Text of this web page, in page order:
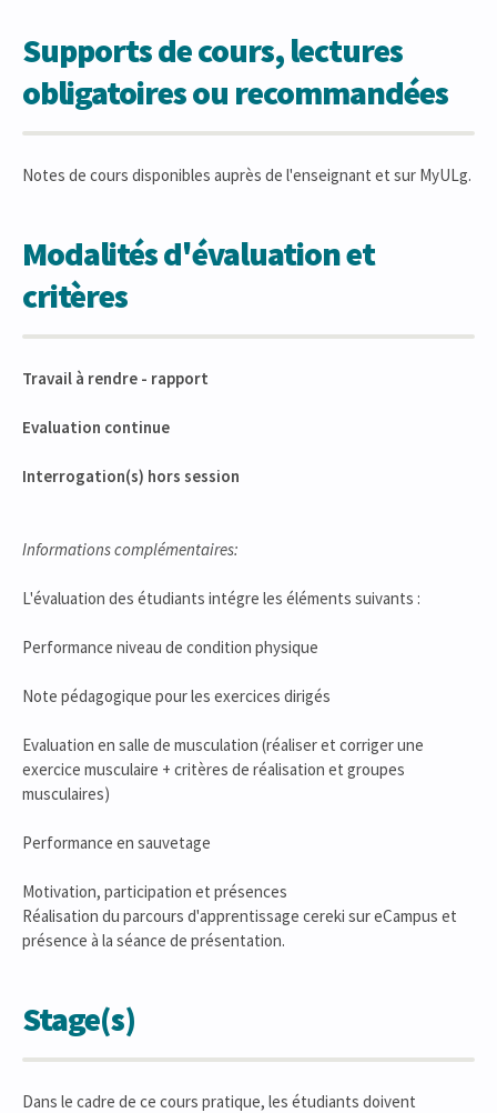
Supports de cours, lectures
obligatoires ou recommandées
Notes de cours disponibles auprès de l'enseignant et sur MyULg.
Modalités d'évaluation et
critères
Travail à rendre - rapport
Evaluation continue
Interrogation(s) hors session
Informations complémentaires:
L'évaluation des étudiants intégre les éléments suivants :
Performance niveau de condition physique
Note pédagogique pour les exercices dirigés
Evaluation en salle de musculation (réaliser et corriger une
exercice musculaire + critères de réalisation et groupes
musculaires)
Performance en sauvetage
Motivation, participation et présences
Réalisation du parcours d'apprentissage cereki sur eCampus et
présence à la séance de présentation.
Stage(s)
Dans le cadre de ce cours pratique, les étudiants doivent